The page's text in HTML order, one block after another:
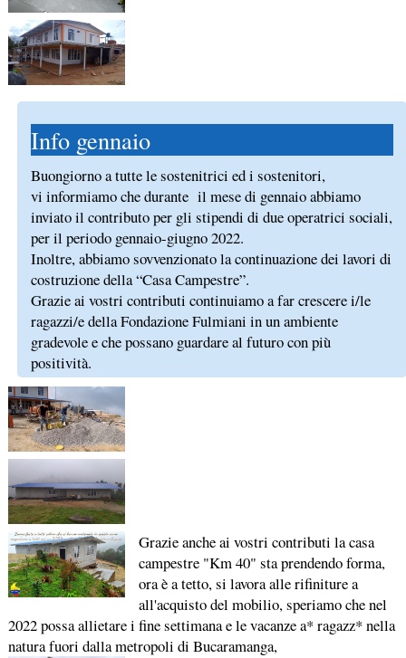
Info gennaio
Buongiorno a tutte le sostenitrici ed i sostenitori,
vi informiamo che durante il mese di gennaio abbiamo
inviato il contributo per gli stipendi di due operatrici sociali,
per il periodo gennaio-giugno 2022.
Inoltre, abbiamo sovvenzionato la continuazione dei lavori di
costruzione della “Casa Campestre”.
Grazie ai vostri contributi continuiamo a far crescere i/le
ragazzi/e della Fondazione Fulmiani in un ambiente
gradevole e che possano guardare al futuro con più
positività.
Grazie anche ai vostri contributi la casa
campestre "Km 40" sta prendendo forma,
ora è a tetto, si lavora alle rifiniture a
all'acquisto del mobilio, speriamo che nel
2022 possa allietare i fine settimana e le vacanze a* ragazz* nella
natura fuori dalla metropoli di Bucaramanga,